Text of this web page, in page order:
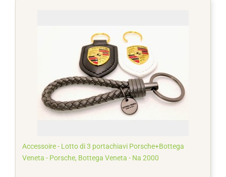
Accessoire - Lotto di 3 portachiavi Porsche+Bottega
Veneta - Porsche, Bottega Veneta - Na 2000